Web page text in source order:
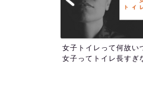
『理想の自分を貫くた
る！』やる気OLのプロ